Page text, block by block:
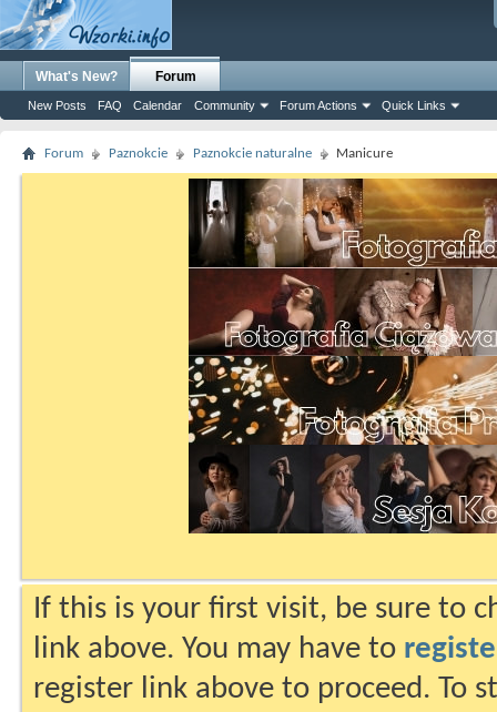
What's New? Forum
New Posts FAQ Calendar Community Forum Actions Quick Links
Forum Paznokcie Paznokcie naturalne Manicure
If this is your first visit, be sure to
link above. You may have to
register link above to proceed. To